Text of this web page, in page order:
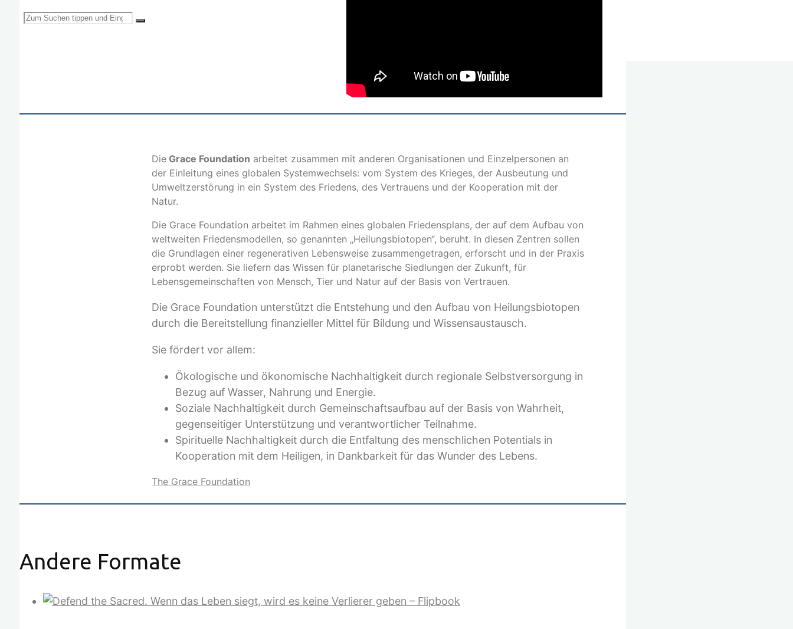
SuchenAti Quigua, Sprecherin der Arhuaco, Sierra Nevada
DieGrace Foundation arbeitet zusammen mit anderen Organisationen und Einzelpersonen an
der Einleitung eines globalen Systemwechsels: vom System des Krieges, der Ausbeutung und
Umweltzerstörung in ein System des Friedens, des Vertrauens und der Kooperation mit der
Natur.
Die Grace Foundation arbeitet im Rahmen eines globalen Friedensplans, der auf dem Aufbau von
weltweiten Friedensmodellen, so genannten „Heilungsbiotopen“, beruht. In diesen Zentren sollen
die Grundlagen einer regenerativen Lebensweise zusammengetragen, erforscht und in der Praxis
erprobt werden. Sie liefern das Wissen für planetarische Siedlungen der Zukunft, für
Lebensgemeinschaften von Mensch, Tier und Natur auf der Basis von Vertrauen.
Die Grace Foundation unterstützt die Entstehung und den Aufbau von Heilungsbiotopen
durch die Bereitstellung finanzieller Mittel für Bildung und Wissensaustausch.
Sie fördert vor allem:
Ökologische und ökonomische Nachhaltigkeit durch regionale Selbstversorgung in
Bezug auf Wasser, Nahrung und Energie.
Soziale Nachhaltigkeit durch Gemeinschaftsaufbau auf der Basis von Wahrheit,
gegenseitiger Unterstützung und verantwortlicher Teilnahme.
Spirituelle Nachhaltigkeit durch die Entfaltung des menschlichen Potentials in
Kooperation mit dem Heiligen, in Dankbarkeit für das Wunder des Lebens.
The Grace Foundation
Andere Formate